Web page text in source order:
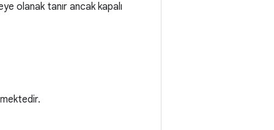
olanak tanır ancak kapalı